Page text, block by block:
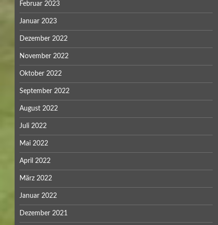
Februar 2023
Januar 2023
Dezember 2022
November 2022
Oktober 2022
September 2022
August 2022
Juli 2022
Mai 2022
April 2022
März 2022
Januar 2022
Dezember 2021